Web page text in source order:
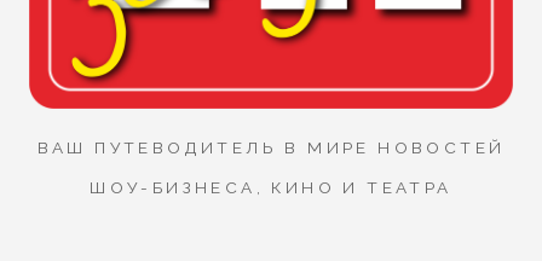
ВАШ ПУТЕВОДИТЕЛЬ В МИРЕ НОВОСТЕЙ
ШОУ-БИЗНЕСА, КИНО И ТЕАТРА